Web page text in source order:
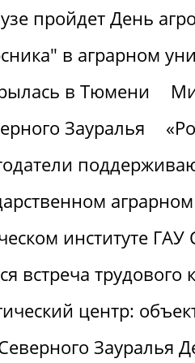
пройдет День
в аграрном
в Тюмени
Зауралья
институте
встреча трудового
центр:
Зауралья